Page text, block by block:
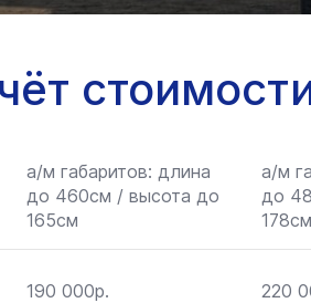
а/м габаритов: длина
до 460см / высота до
165см
а/м
до
178см
190 000р. 220